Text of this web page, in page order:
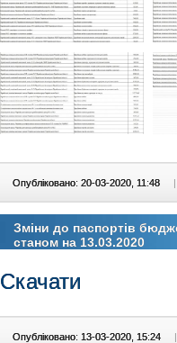
Опубліковано: 20-03-2020, 11:48 |
Зміни до паспортів
станом на 13.03.2020
Скачати
Опубліковано: 13-03-2020, 15:24 |